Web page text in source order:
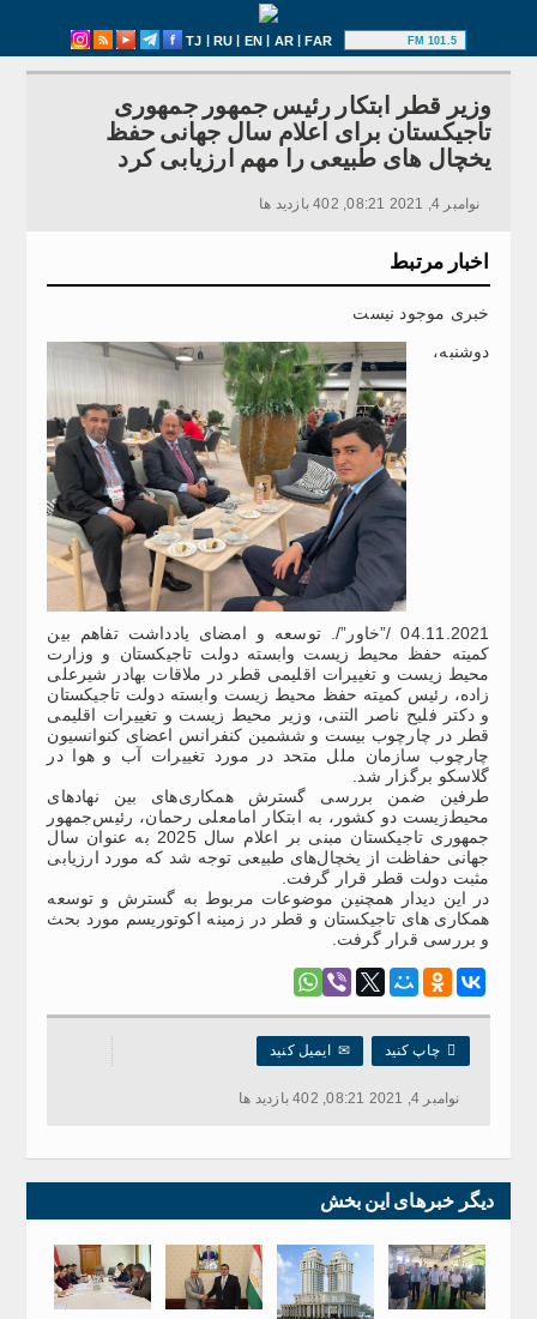
TJ | RU | EN | AR|FAR 101.5 FM
وزیر قطر ابتکار رئیس جمهور جمهوری
تاجیکستان برای اعلام سال جهانی حفظ
یخچال های طبیعی را مهم ارزیابی کرد
نوامبر 4, 2021 08:21, 402 بازدید ها
اخبار مرتبط
خبری موجود نیست
دوشنبه،
04.11.2021 /”خاور”/. توسعه و امضای یادداشت تفاهم بین
کمیته حفظ محیط زیست وابسته دولت تاجیکستان و وزارت
محیط زیست و تغییرات اقلیمی قطر در ملاقات بهادر شیرعلی
زاده، رئیس کمیته حفظ محیط زیست وابسته دولت تاجیکستان
و دکتر فلیح ناصر التنی، وزیر محیط زیست و تغییرات اقلیمی
قطر در چارچوب بیست و ششمین کنفرانس اعضای کنوانسیون
چارچوب سازمان ملل متحد در مورد تغییرات آب و هوا در
گلاسکو برگزار شد.
طرفین ضمن بررسی گسترش همکاری‌های بین نهادهای
محیط‌زیست دو کشور، به ابتکار امامعلی رحمان، رئیس‌جمهور
جمهوری تاجیکستان مبنی بر اعلام سال 2025 به عنوان سال
جهانی حفاظت از یخچال‌های طبیعی توجه شد که مورد ارزیابی
مثبت دولت قطر قرار گرفت.
در این دیدار همچنین موضوعات مربوط به گسترش و توسعه
همکاری های تاجیکستان و قطر در زمینه اکوتوریسم مورد بحث
و بررسی قرار گرفت.
 چاپ کنید ✉ایمیل کنید
نوامبر 4, 2021 08:21, 402 بازدید ها
دیگر خبرهای این بخش